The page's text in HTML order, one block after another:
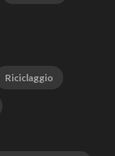
Riciclaggio